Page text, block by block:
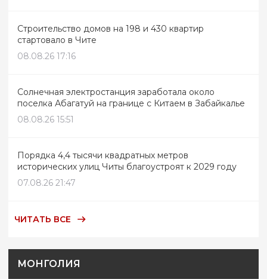
Строительство домов на 198 и 430 квартир
стартовало в Чите
08.08.26 17:16
Солнечная электростанция заработала около
поселка Абагатуй на границе с Китаем в Забайкалье
08.08.26 15:51
Порядка 4,4 тысячи квадратных метров
исторических улиц Читы благоустроят к 2029 году
07.08.26 21:47
ЧИТАТЬ ВСЕ
МОНГОЛИЯ